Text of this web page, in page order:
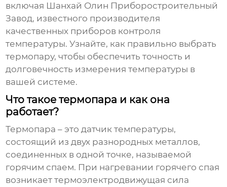
включая Шанхай Олин Приборостроительный
Завод, известного производителя
качественных приборов контроля
температуры. Узнайте, как правильно выбрать
термопару, чтобы обеспечить точность и
долговечность измерения температуры в
вашей системе.
Что такое термопара и как она
работает?
Термопара – это датчик температуры,
состоящий из двух разнородных металлов,
соединенных в одной точке, называемой
горячим спаем. При нагревании горячего спая
возникает термоэлектродвижущая сила